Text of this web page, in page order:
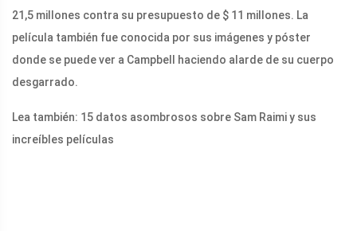
21,5 millones contra su presupuesto de $ 11 millones. La
película también fue conocida por sus imágenes y póster
donde se puede ver a Campbell haciendo alarde de su cuerpo
desgarrado.
Lea también: 15 datos asombrosos sobre Sam Raimi y sus
increíbles películas